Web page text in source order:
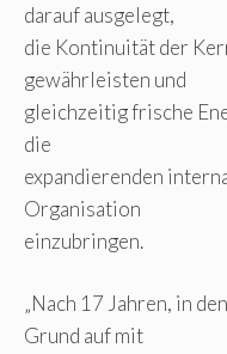
darauf ausgelegt,
die Kontinuität der
gewährleisten und
gleichzeitig frische
die
expandierenden
Organisation
einzubringen.
„Nach 17 Jahren, in
Grund auf mit